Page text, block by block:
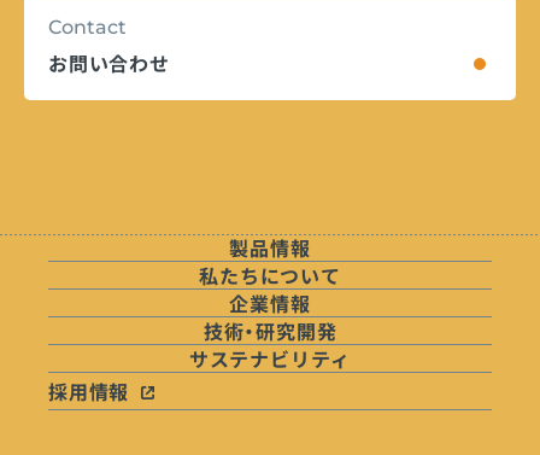
Contact
お問い合わせ
製品情報
私たちについて
企業情報
技術・研究開発
サステナビリティ
採用情報